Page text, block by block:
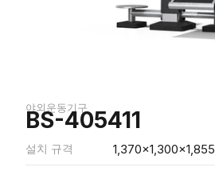
야외운동기구
BS-405411
설치 규격 1,370x1,300x1,855